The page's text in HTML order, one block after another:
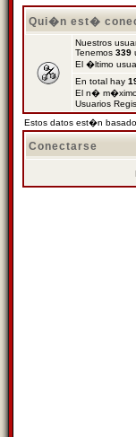
Qui�n est�
Nuestros
Tenemos 339
El �ltimo
En total hay
El n�
Usuarios
Estos datos est�n
Conectarse